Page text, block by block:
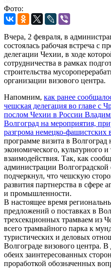
Фото:
Вчера, 2 февраля, в
состоялась рабочая встреча с
делегации Чехии, в ходе
сотрудничества в рамках
строительства
организации визового центра.
Напомним, как ранее
чешская делегация во главе
послом Чехии в России
Волгоград на мероприятия,
разгрома немецко-фашистских
программе визита в
экономического, культурного и
взаимодействия. Так, как
администрации
подчеркнул, что чешскую
развития партнерства в сфере
и промышленности.
В настоящее время
предложений о поставках в
трехсекционных трамваем из
всего трамвайного парка к
туристических и деловых
Волгограде визового центра.
обеих заинтересованных
проработкой обозначенных